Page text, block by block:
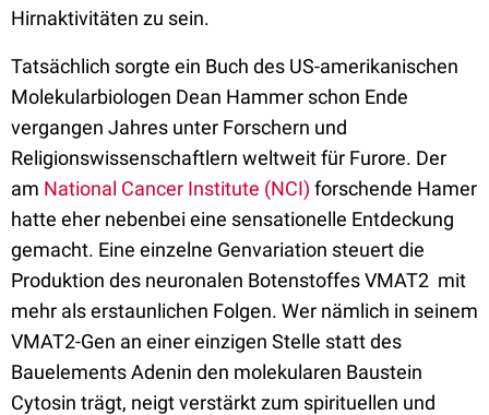
Hirnaktivitäten zu sein.
Tatsächlich sorgte ein Buch des US-amerikanischen
Molekularbiologen Dean Hammer schon Ende
vergangen Jahres unter Forschern und
Religionswissenschaftlern weltweit für Furore. Der
am National Cancer Institute (NCI) forschende Hamer
hatte eher nebenbei eine sensationelle Entdeckung
gemacht. Eine einzelne Genvariation steuert die
Produktion des neuronalen Botenstoffes VMAT2  mit
mehr als erstaunlichen Folgen. Wer nämlich in seinem
VMAT2-Gen an einer einzigen Stelle statt des
Bauelements Adenin den molekularen Baustein
Cytosin trägt, neigt verstärkt zum spirituellen und